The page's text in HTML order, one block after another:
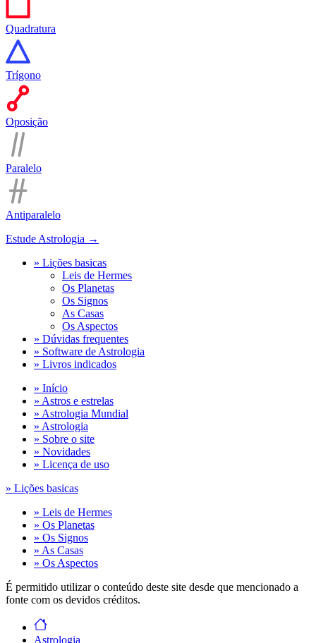
Quadratura
Trígono
Oposição
Paralelo
Antiparalelo
Estude Astrologia →
» Lições basicas
Leis de Hermes
Os Planetas
Os Signos
As Casas
Os Aspectos
» Dúvidas frequentes
» Software de Astrologia
» Livros indicados
» Início
» Astros e estrelas
» Astrologia Mundial
» Astrologia
» Sobre o site
» Novidades
» Licença de uso
» Lições basicas
» Leis de Hermes
» Os Planetas
» Os Signos
» As Casas
» Os Aspectos
É permitido utilizar o conteúdo deste site desde que mencionado a
fonte com os devidos créditos.
Astrologia